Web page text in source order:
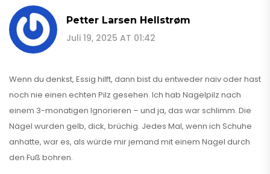
Petter Larsen Hellstrøm
Juli 19, 2025 AT 01:42
Wenn du denkst, Essig hilft, dann bist du entweder naiv oder hast
noch nie einen echten Pilz gesehen. Ich hab Nagelpilz nach
einem 3-monatigen Ignorieren – und ja, das war schlimm. Die
Nägel wurden gelb, dick, brüchig. Jedes Mal, wenn ich Schuhe
anhatte, war es, als würde mir jemand mit einem Nagel durch
den Fuß bohren.